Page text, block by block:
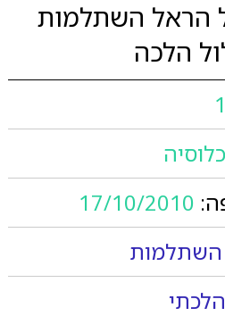
הראל השתלמות
הלכה
17/10/2010
השתלמות